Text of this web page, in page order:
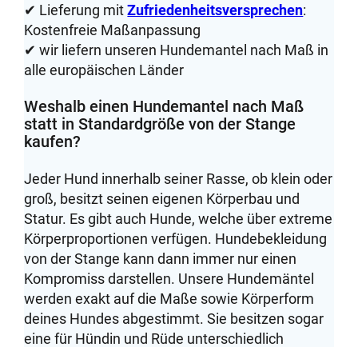
✔ Lieferung mitZufriedenheitsversprechen:
Kostenfreie Maßanpassung
✔ wir liefern unseren Hundemantel nach Maß in
alle europäischen Länder
Weshalb einen Hundemantel nach Maß
statt in Standardgröße von der Stange
kaufen?
Jeder Hund innerhalb seiner Rasse, ob klein oder
groß, besitzt seinen eigenen Körperbau und
Statur. Es gibt auch Hunde, welche über extreme
Körperproportionen verfügen. Hundebekleidung
von der Stange kann dann immer nur einen
Kompromiss darstellen. Unsere Hundemäntel
werden exakt auf die Maße sowie Körperform
deines Hundes abgestimmt. Sie besitzen sogar
eine für Hündin und Rüde unterschiedlich